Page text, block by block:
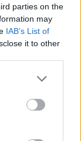
parties on the
may
IAB’s List of
it to other